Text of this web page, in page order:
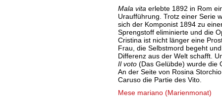
Mala vita erlebte 1892 in Rom
Uraufführung. Trotz einer Serie
sich der Komponist 1894 zu
Sprengstoff eliminierte und die
Cristina ist nicht länger eine
Frau, die Selbstmord begeht
Differenz aus der Welt schafft.
Il voto(Das Gelübde) wurde die
An der Seite von Rosina
Caruso die Partie des Vito.
Mese mariano (Marienmonat)